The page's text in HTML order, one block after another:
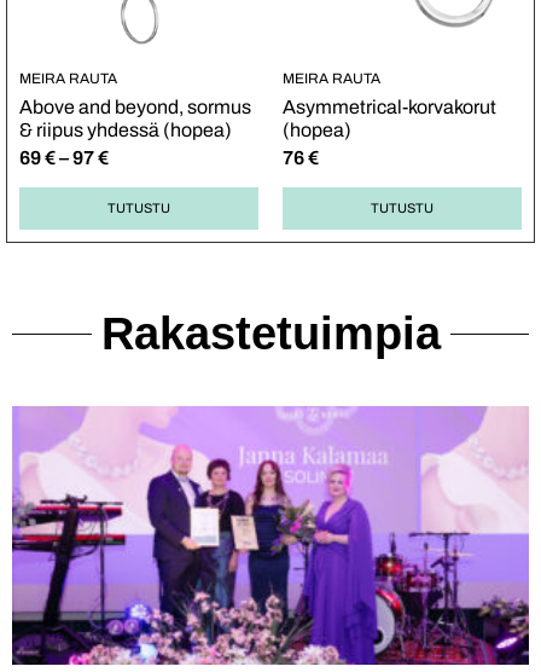
MEIRA RAUTA
Above and beyond, sormus
& riipus yhdessä (hopea)
69€–97€
TUTUSTU
MEIRA RAUTA
Asymmetrical-korvakorut
(hopea)
76€
TUTUSTU
Rakastetuimpia